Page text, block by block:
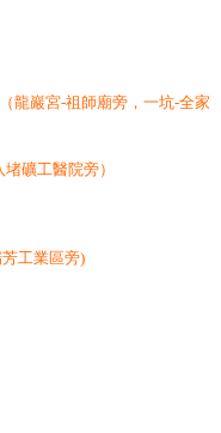
（龍巖宮-祖師廟旁，一坑-全家
礦工醫院旁）
工業區旁)